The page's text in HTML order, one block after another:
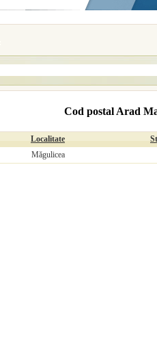
Cod postal Arad
Localitate
Măgulicea